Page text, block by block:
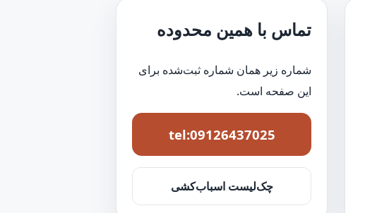
تماس با همین محدوده
شماره زیر همان شماره ثبت‌شده برای
این صفحه است.
tel:09126437025
چک‌لیست اسباب‌کشی